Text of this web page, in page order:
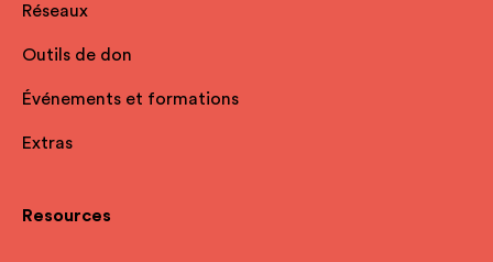
Réseaux
Outils de don
Événements et formations
Extras
Resources